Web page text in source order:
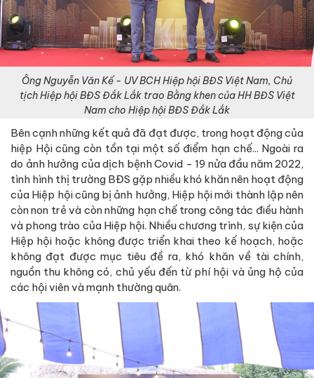
Ông Nguyễn Văn Kế - UV BCH Hiệp hội BĐS Việt Nam, Chủ
tịch Hiệp hội BĐS Đắk Lắk trao Bằng khen của HH BĐS Việt
Nam cho Hiệp hội BĐS Đắk Lắk
Bên cạnh những kết quả đã đạt được, trong hoạt động của
hiệp Hội cũng còn tồn tại một số điểm hạn chế... Ngoài ra
do ảnh hưởng của dịch bệnh Covid - 19 nửa đầu năm 2022,
tình hình thị trường BĐS gặp nhiều khó khăn nên hoạt động
của Hiệp hội cũng bị ảnh hưởng, Hiệp hội mới thành lập nên
còn non trẻ và còn những hạn chế trong công tác điều hành
và phong trào của Hiệp hội. Nhiều chương trình, sự kiện của
Hiệp hội hoặc không được triển khai theo kế hoạch, hoặc
không đạt được mục tiêu đề ra, khó khăn về tài chính,
nguồn thu không có, chủ yếu đến từ phí hội và ủng hộ của
các hội viên và mạnh thường quân.